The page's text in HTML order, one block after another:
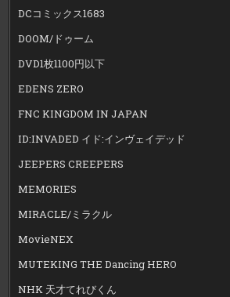
DCコミックス1683
DOOM/ドゥーム
DVD1枚1100円以下
EDENS ZERO
FNC KINGDOM IN JAPAN
ID:INVADED イド:インヴェイデッド
JEEPERS CREEPERS
MEMORIES
MIRACLE/ミラクル
MovieNEX
MUTEKING THE Dancing HERO
NHK 天才てれびくん